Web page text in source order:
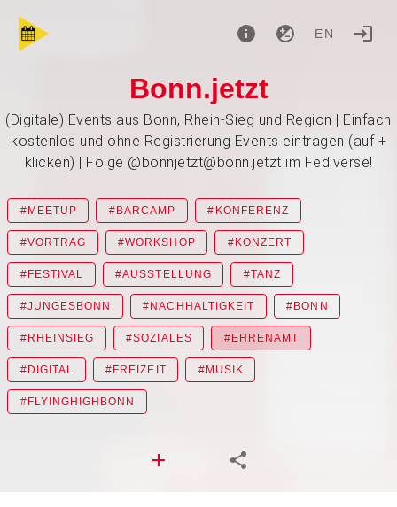
EN
Bonn.jetzt
(Digitale) Events aus Bonn, Rhein-Sieg und Region | Einfach
kostenlos und ohne Registrierung Events eintragen (auf +
klicken) | Folge @bonnjetzt@bonn.jetzt im Fediverse!
#MEETUP #BARCAMP #KONFERENZ
#VORTRAG #WORKSHOP #KONZERT
#FESTIVAL #AUSSTELLUNG #TANZ
#JUNGESBONN #NACHHALTIGKEIT #BONN
#RHEINSIEG #SOZIALES #EHRENAMT
#DIGITAL #FREIZEIT #MUSIK
#FLYINGHIGHBONN